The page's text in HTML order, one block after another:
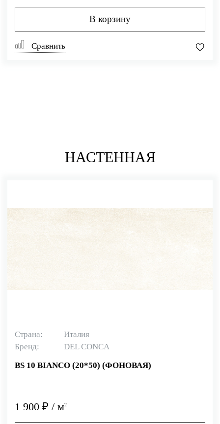
В корзину
Сравнить
НАСТЕННАЯ
Страна:
Италия
Бренд:
DEL CONCA
BS 10 BIANCO (20*50) (ФОНОВАЯ)
1 900 ₽ / м2